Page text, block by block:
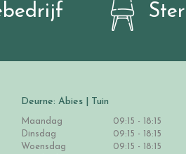
Deurne: Abies | Tuin
Maandag
09:15 - 18:15
Dinsdag
09:15 - 18:15
Woensdag
09:15 - 18:15